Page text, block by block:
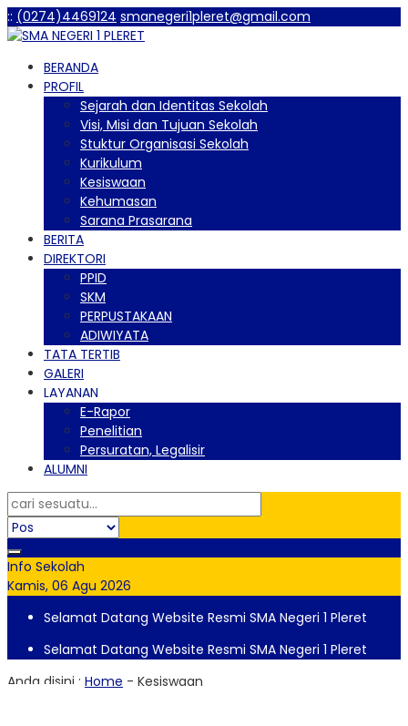
:: (0274)4469124 smanegeri1pleret@gmail.com
BERANDA
PROFIL
Sejarah dan Identitas Sekolah
Visi, Misi dan Tujuan Sekolah
Stuktur Organisasi Sekolah
Kurikulum
Kesiswaan
Kehumasan
Sarana Prasarana
BERITA
DIREKTORI
PPID
SKM
PERPUSTAKAAN
ADIWIYATA
TATA TERTIB
GALERI
LAYANAN
E-Rapor
Penelitian
Persuratan, Legalisir
ALUMNI
Info Sekolah
Kamis, 06 Agu 2026
Selamat Datang Website Resmi SMA Negeri 1 Pleret
Selamat Datang Website Resmi SMA Negeri 1 Pleret
Anda disini : Home - Kesiswaan